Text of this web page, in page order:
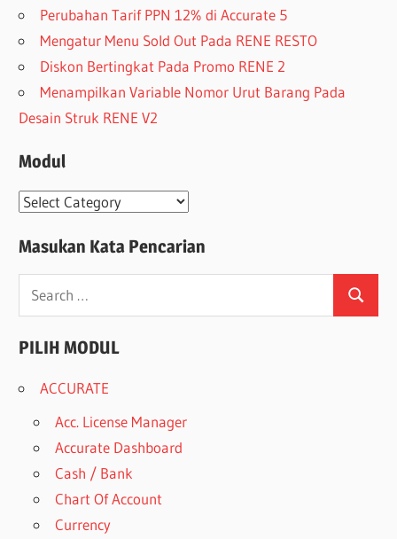
Perubahan Tarif PPN 12% di Accurate 5
Mengatur Menu Sold Out Pada RENE RESTO
Diskon Bertingkat Pada Promo RENE 2
Menampilkan Variable Nomor Urut Barang Pada
Desain Struk RENE V2
Modul
Modul
Masukan Kata Pencarian
Search
for:
Search
PILIH MODUL
ACCURATE
Acc. License Manager
Accurate Dashboard
Cash / Bank
Chart Of Account
Currency